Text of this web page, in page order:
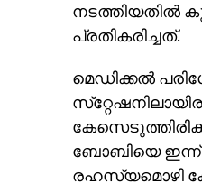
നടത്തിയതില്‍
പ്രതികരിച്ചത്.
മെഡിക്കല്‍
ബോബിയെ ഇന്ന്
രഹസ്യമൊഴി